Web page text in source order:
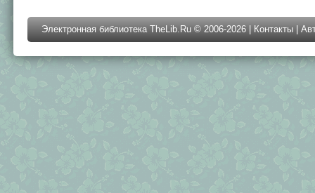
Электронная библиотека TheLib.Ru © 2006-2026 | Контакты |